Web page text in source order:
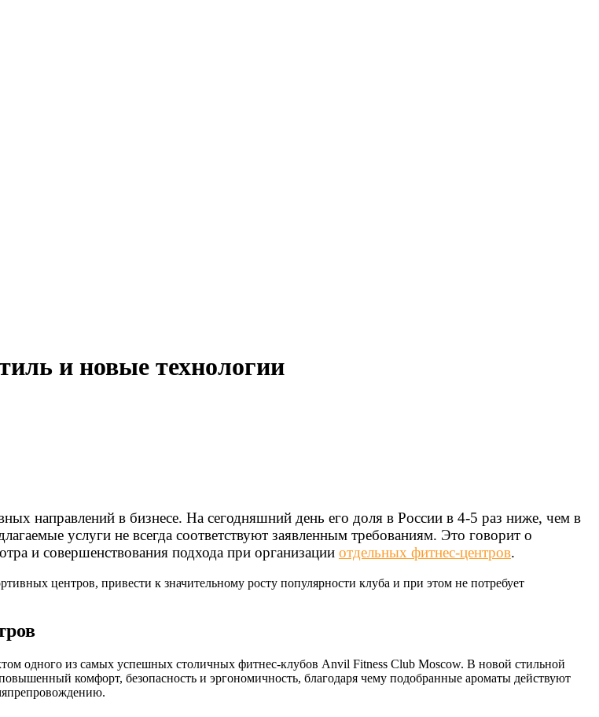
и новые технологии
направлений в бизнесе. На сегодняшний день его доля в России в 4-5 раз ниже, чем в
услуги не всегда соответствуют заявленным требованиям. Это говорит о
и совершенствования подхода при организации отдельных фитнес-центров.
центров, привести к значительному росту популярности клуба и при этом не потребует
одного из самых успешных столичных фитнес-клубов Anvil Fitness Club Moscow. В новой стильной
комфорт, безопасность и эргономичность, благодаря чему подобранные ароматы действуют